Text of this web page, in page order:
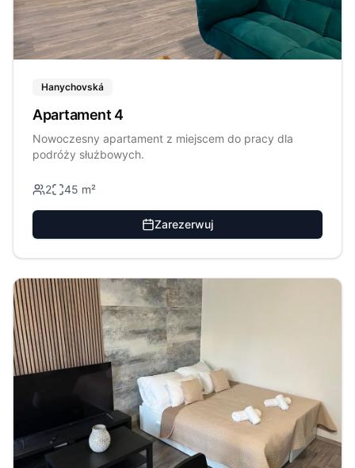
Hanychovská
Apartament 4
Nowoczesny apartament z miejscem do pracy dla
podróży służbowych.
2 45 m²
Zarezerwuj